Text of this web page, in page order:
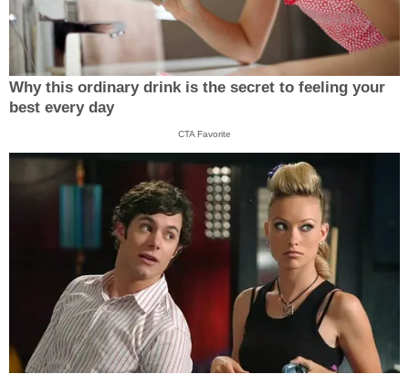
Why this ordinary drink is the secret to feeling your
best every day
CTA Favorite